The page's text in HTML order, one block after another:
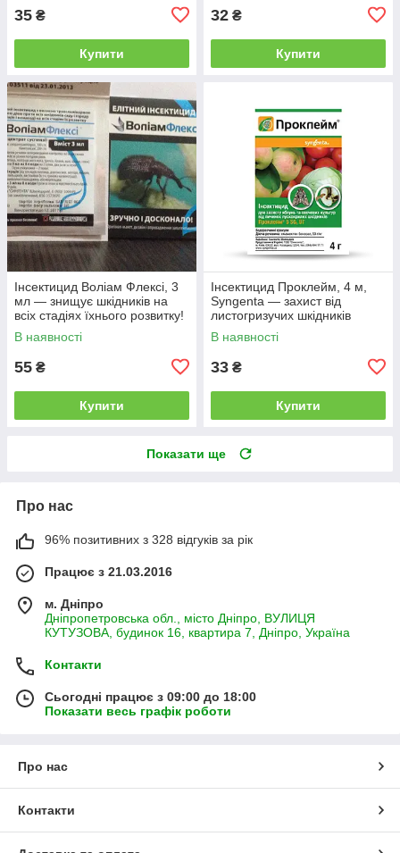
35 ₴
Купити
32 ₴
Купити
Інсектицид Воліам Флексі, 3
мл — знищує шкідників на
всіх стадіях їхнього розвитку!
В наявності
55 ₴
Купити
Інсектицид Проклейм, 4 м,
Syngenta — захист від
листогризучих шкідників
В наявності
33 ₴
Купити
Показати ще
Про нас
96% позитивних з 328 відгуків за рік
Працює з 21.03.2016
м. Дніпро
Дніпропетровська обл., місто Дніпро, ВУЛИЦЯ
КУТУЗОВА, будинок 16, квартира 7, Дніпро, Україна
Контакти
Сьогодні працює з 09:00 до 18:00
Показати весь графік роботи
Про нас
Контакти